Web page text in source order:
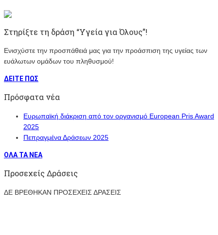
Στηρίξτε τη δράση “Υγεία για Όλους”!
Ενισχύστε την προσπάθειά μας για την προάσπιση της υγείας των
ευάλωτων ομάδων του πληθυσμού!
ΔΕΙΤΕ ΠΩΣ
Πρόσφατα νέα
Ευρωπαϊκή διάκριση από τον οργανισμό European Pris Award
2025
Πεπραγμένα Δράσεων 2025
ΟΛΑ ΤΑ ΝΕΑ
Προσεχείς Δράσεις
ΔΕ ΒΡΕΘΗΚΑΝ ΠΡΟΣΕΧΕΙΣ ΔΡΑΣΕΙΣ